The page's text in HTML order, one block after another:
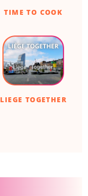
TIME TO COOK
LIEGE TOGETHER